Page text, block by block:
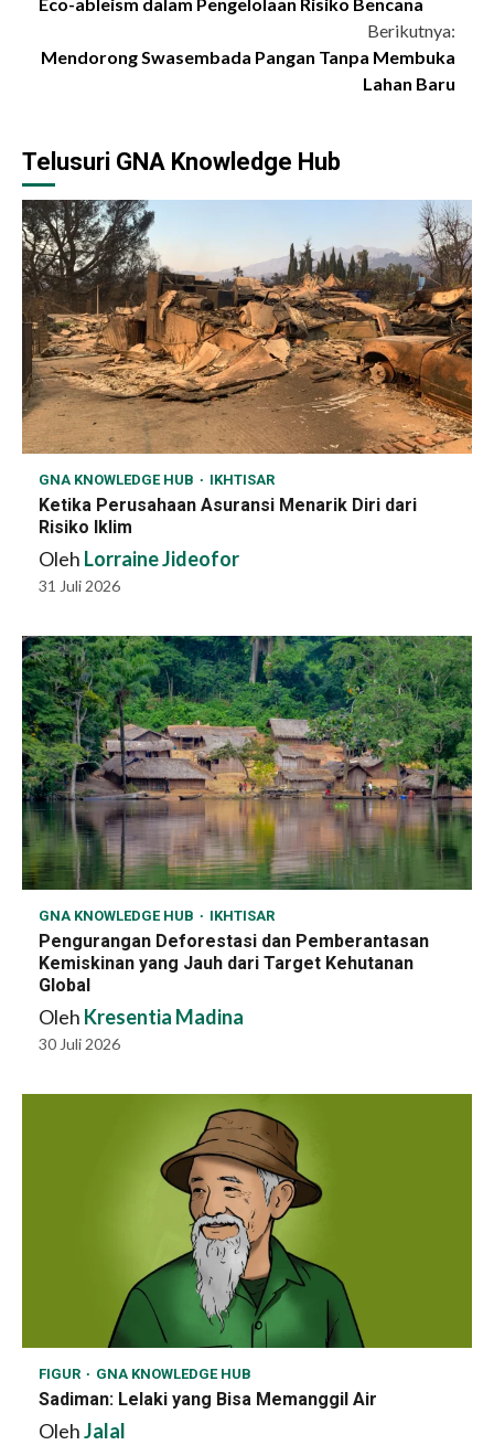
Berikutnya:
Mendorong Swasembada Pangan Tanpa Membuka
Lahan Baru
Telusuri GNA Knowledge Hub
GNA KNOWLEDGE HUB IKHTISAR
Ketika Perusahaan Asuransi Menarik Diri dari
Risiko Iklim
Oleh Lorraine Jideofor
31 Juli 2026
GNA KNOWLEDGE HUB IKHTISAR
Pengurangan Deforestasi dan Pemberantasan
Kemiskinan yang Jauh dari Target Kehutanan
Global
Oleh Kresentia Madina
30 Juli 2026
FIGUR GNA KNOWLEDGE HUB
Sadiman: Lelaki yang Bisa Memanggil Air
OlehJalal